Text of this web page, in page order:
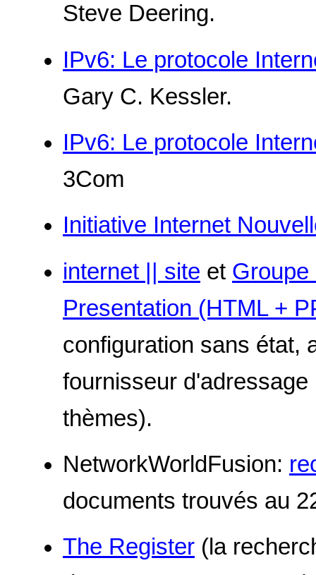
Steve Deering.
IPv6: Le protocole
Gary C. Kessler.
IPv6: Le protocole
3Com
Initiative Internet
internet || site et Groupe
Presentation (HTML +
configuration sans état,
fournisseur
thèmes).
NetworkWorldFusion:
documents trouvés au
The Register (la